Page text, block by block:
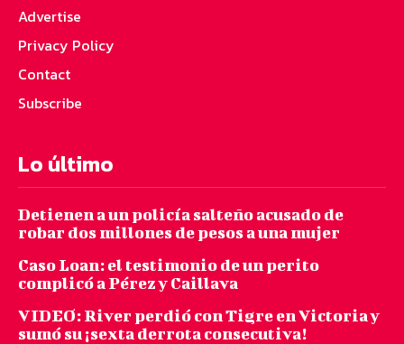
Advertise
Privacy Policy
Contact
Subscribe
Lo último
Detienen a un policía salteño acusado de
robar dos millones de pesos a una mujer
Caso Loan: el testimonio de un perito
complicó a Pérez y Caillava
VIDEO: River perdió con Tigre en Victoria y
sumó su ¡sexta derrota consecutiva!